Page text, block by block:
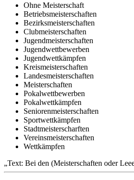
Ohne Meisterschaft
Betriebsmeisterschaften
Bezirksmeisterschaften
Clubmeisterschaften
Jugendmeisterschaften
Jugendwettbewerben
Jugendwettkämpfen
Kreismeisterschaften
Landesmeisterschaften
Meisterschaften
Pokalwettbewerben
Pokalwettkämpfen
Seniorenmeisterschaften
Sportwettkämpfen
Stadtmeisterscharften
Vereinsmeisterschaften
Wettkämpfen
Text: Bei den (Meisterschaften oder